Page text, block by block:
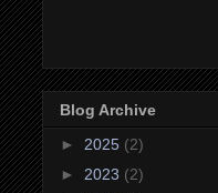
Blog Archive
► 2025 (2)
► 2023 (2)